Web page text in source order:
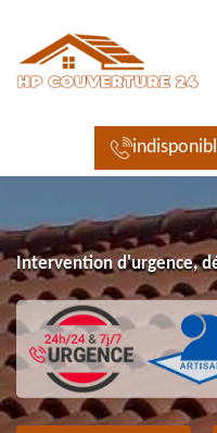
Intervention d'urgence,